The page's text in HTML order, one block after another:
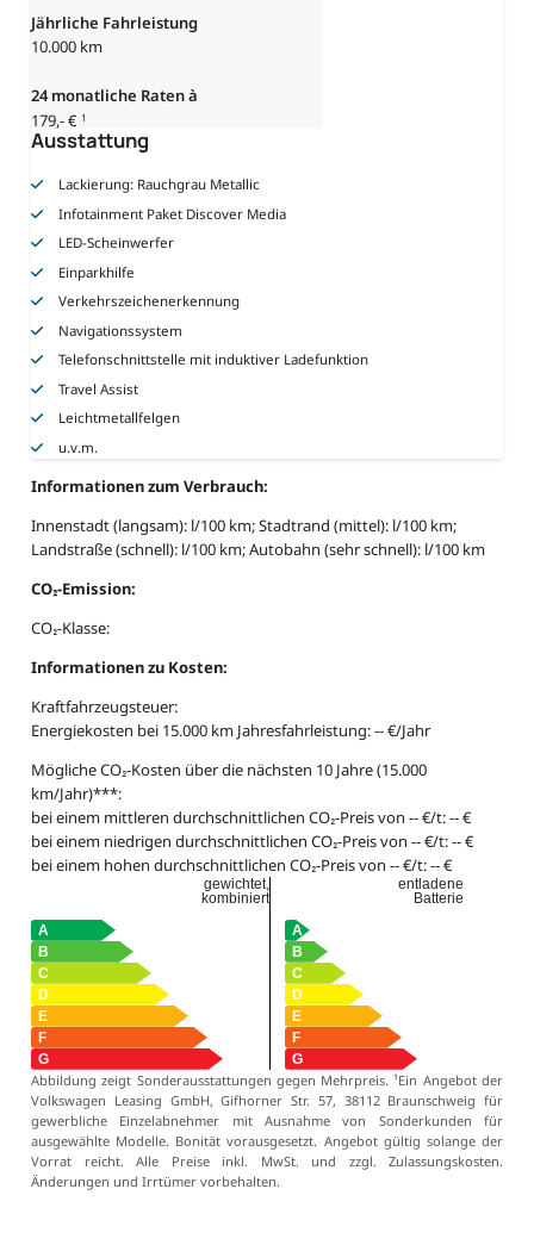
Ausstattung
Lackierung: Rauchgrau Metallic
Infotainment Paket Discover Media
LED-Scheinwerfer
Einparkhilfe
Verkehrszeichenerkennung
Navigationssystem
Telefonschnittstelle mit induktiver Ladefunktion
Travel Assist
Leichtmetallfelgen
u.v.m.
Jährliche Fahrleistung
10.000 km
24monatliche Raten à
179,- € 1
Informationen zum Verbrauch:
Innenstadt (langsam): l/100 km; Stadtrand (mittel): l/100 km;
Landstraße (schnell): l/100 km; Autobahn (sehr schnell): l/100 km
CO₂-Emission:
CO₂-Klasse:
Informationen zu Kosten:
Kraftfahrzeugsteuer:
Energiekosten bei 15.000 km Jahresfahrleistung: -- €/Jahr
Mögliche CO₂-Kosten über die nächsten 10 Jahre (15.000
km/Jahr)***:
bei einem mittleren durchschnittlichen CO₂-Preis von -- €/t: -- €
bei einem niedrigen durchschnittlichen CO₂-Preis von -- €/t: -- €
bei einem hohen durchschnittlichen CO₂-Preis von -- €/t: -- €
gewichtet,
kombiniert
entladene
Batterie
Abbildung zeigt Sonderausstattungen gegen Mehrpreis. ¹Ein Angebot der
Volkswagen Leasing GmbH, Gifhorner Str. 57, 38112 Braunschweig für
gewerbliche Einzelabnehmer mit Ausnahme von Sonderkunden für
ausgewählte Modelle. Bonität vorausgesetzt. Angebot gültig solange der
Vorrat reicht. Alle Preise inkl. MwSt. und zzgl. Zulassungskosten.
Änderungen und Irrtümer vorbehalten.